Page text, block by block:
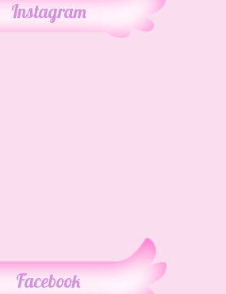
Instagram
Facebook